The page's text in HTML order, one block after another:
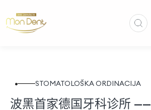
STOMATOLOŠKA ORDINACIJA
波黑首家德国牙科诊所 ——